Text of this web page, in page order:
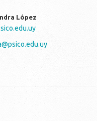
López